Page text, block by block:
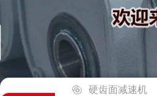
硬齿面减速机